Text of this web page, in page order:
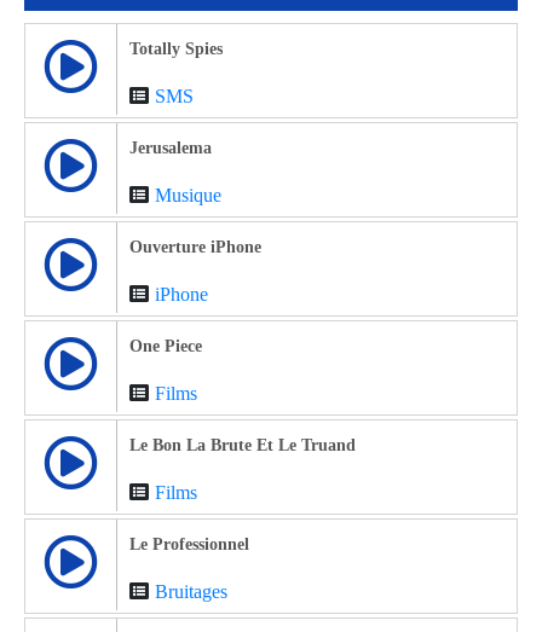
Totally Spies
SMS
Jerusalema
Musique
Ouverture iPhone
iPhone
One Piece
Films
Le Bon La Brute Et Le Truand
Films
Le Professionnel
Bruitages